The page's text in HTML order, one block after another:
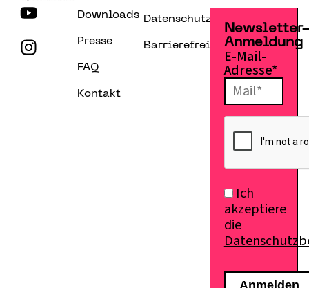
Downloads
Presse
FAQ
Kontakt
Datenschutzerklärung
Barrierefreiheitserklärung
Anmeldung
E-Mail-
Adresse*
Ich
akzeptiere
die